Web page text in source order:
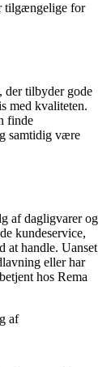
tilgængelige for
der tilbyder gode
med kvaliteten.
finde
samtidig være
af dagligvarer og
kundeservice,
at handle. Uanset
eller har
hos Rema
af